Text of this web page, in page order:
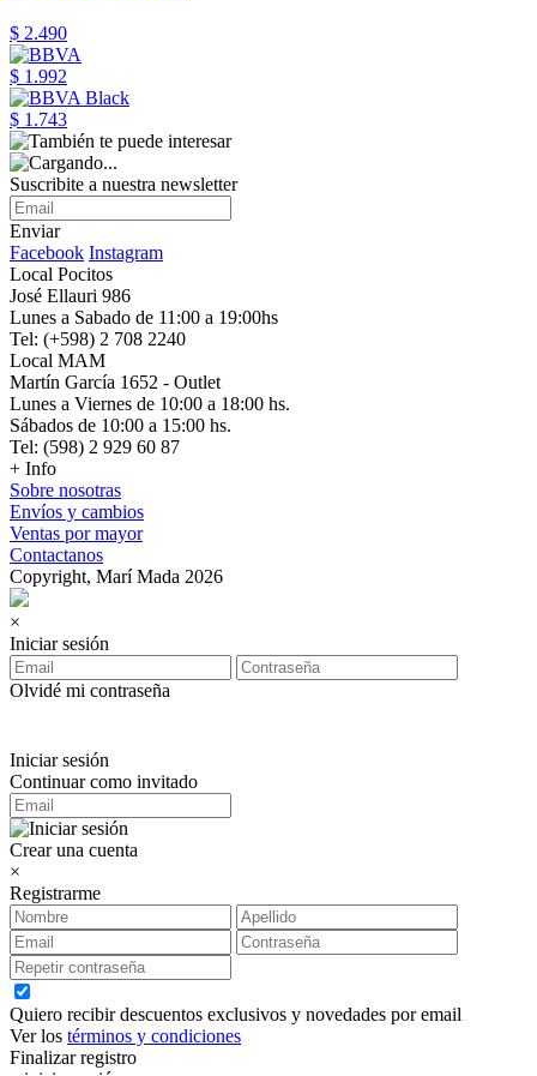
$ 2.490
$ 1.992
$ 1.743
Suscribite a nuestra newsletter
Enviar
Facebook Instagram
Local Pocitos
José Ellauri 986
Lunes a Sabado de 11:00 a 19:00hs
Tel: (+598) 2 708 2240
Local MAM
Martín García 1652 - Outlet
Lunes a Viernes de 10:00 a 18:00 hs.
Sábados de 10:00 a 15:00 hs.
Tel: (598) 2 929 60 87
+ Info
Sobre nosotras
Envíos y cambios
Ventas por mayor
Contactanos
Copyright, Marí Mada 2026
×
Iniciar sesión
Olvidé mi contraseña
Iniciar sesión
Continuar como invitado
Crear una cuenta
×
Registrarme
Quiero recibir descuentos exclusivos y novedades por email
Ver los términos y condiciones
Finalizar registro